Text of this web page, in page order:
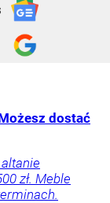
dostać
zł. Meble